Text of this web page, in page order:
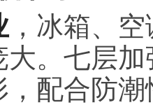
，冰箱、
大。七层
配合防